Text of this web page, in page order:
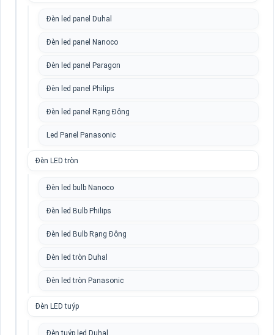
Đèn led panel Duhal
Đèn led panel Nanoco
Đèn led panel Paragon
Đèn led panel Philips
Đèn led panel Rạng Đông
Led Panel Panasonic
Đèn LED tròn
Đèn led bulb Nanoco
Đèn led Bulb Philips
Đèn led Bulb Rạng Đông
Đèn led tròn Duhal
Đèn led tròn Panasonic
Đèn LED tuýp
Đèn tuýp led Duhal